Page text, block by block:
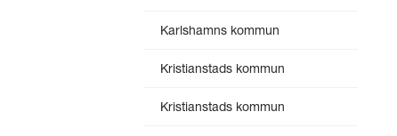
Karlshamns kommun
Kristianstads kommun
Kristianstads kommun